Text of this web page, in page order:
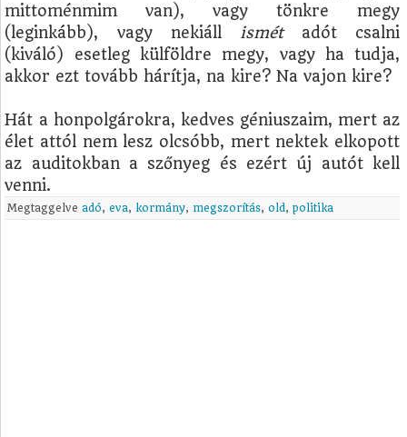
mittoménmim van), vagy tönkre megy
(leginkább), vagy nekiáll
ismétadót csalni
(kiváló) esetleg külföldre megy, vagy ha tudja,
akkor ezt tovább hárítja, na kire? Na vajon kire?
Hát a honpolgárokra, kedves géniuszaim, mert az
élet attól nem lesz olcsóbb, mert nektek elkopott
az auditokban a szőnyeg és ezért új autót kell
venni.
Megtaggelveadó,eva, kormány, megszorítás,old,politika